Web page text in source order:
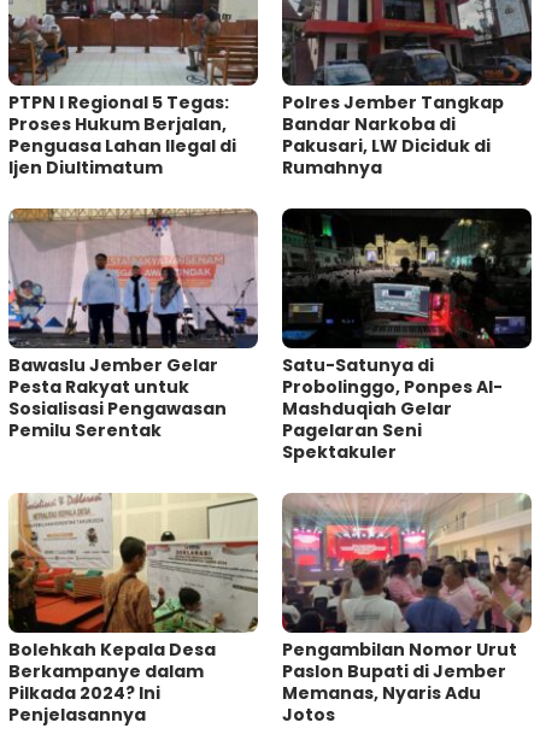
PTPN I Regional 5 Tegas:
Proses Hukum Berjalan,
Penguasa Lahan Ilegal di
Ijen Diultimatum
Polres Jember Tangkap
Bandar Narkoba di
Pakusari, LW Diciduk di
Rumahnya
Bawaslu Jember Gelar
Pesta Rakyat untuk
Sosialisasi Pengawasan
Pemilu Serentak
Satu-Satunya di
Probolinggo, Ponpes Al-
Mashduqiah Gelar
Pagelaran Seni
Spektakuler
Bolehkah Kepala Desa
Berkampanye dalam
Pilkada 2024? Ini
Penjelasannya
Pengambilan Nomor Urut
Paslon Bupati di Jember
Memanas, Nyaris Adu
Jotos